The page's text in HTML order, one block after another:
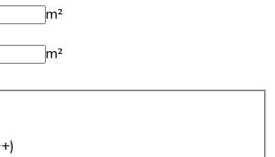
m²
m²